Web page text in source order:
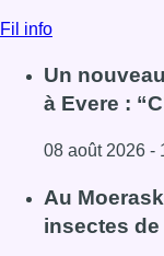
Fil info
Un
à Evere :
08 août 2026 -
Lire l'article Un
Au
insectes